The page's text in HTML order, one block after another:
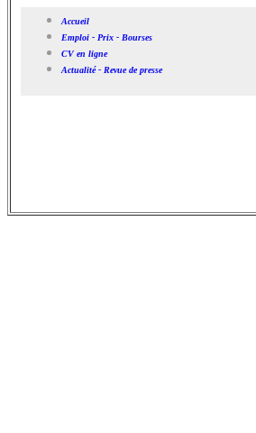
Accueil
Emploi - Prix - Bourses
CV en ligne
Actualité - Revue de presse